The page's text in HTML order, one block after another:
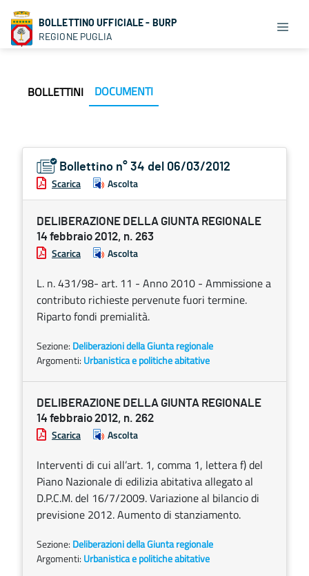
BOLLETTINO UFFICIALE - BURP
REGIONE PUGLIA
BOLLETTINI DOCUMENTI
Bollettino n° 34 del 06/03/2012
Scarica Ascolta
DELIBERAZIONE DELLA GIUNTA REGIONALE
14 febbraio 2012, n. 263
Scarica Ascolta
L. n. 431/98- art. 11 - Anno 2010 - Ammissione a
contributo richieste pervenute fuori termine.
Riparto fondi premialità.
Sezione: Deliberazioni della Giunta regionale
Argomenti: Urbanistica e politiche abitative
DELIBERAZIONE DELLA GIUNTA REGIONALE
14 febbraio 2012, n. 262
Scarica Ascolta
Interventi di cui all’art. 1, comma 1, lettera f) del
Piano Nazionale di edilizia abitativa allegato al
D.P.C.M. del 16/7/2009. Variazione al bilancio di
previsione 2012. Aumento di stanziamento.
Sezione: Deliberazioni della Giunta regionale
Argomenti: Urbanistica e politiche abitative